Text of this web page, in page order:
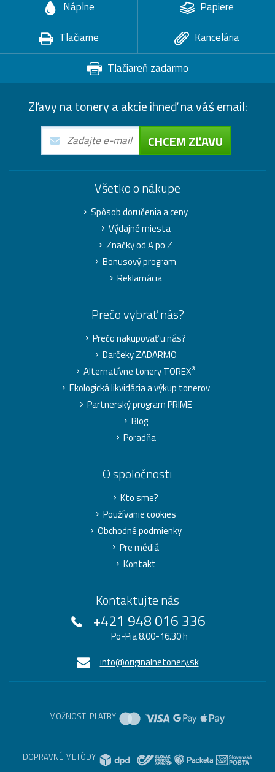
Náplne
Papiere
Tlačiarne
Kancelária
Tlačiareň zadarmo
Zľavy na tonery a akcie ihneď na váš email:
CHCEM ZĽAVU
Všetko o nákupe
Spôsob doručenia a ceny
Výdajné miesta
Značky od A po Z
Bonusový program
Reklamácia
Prečo vybrať nás?
Prečo nakupovať u nás?
Darčeky ZADARMO
Alternatívne tonery TOREX®
Ekologická likvidácia a výkup tonerov
Partnerský program PRIME
Blog
Poradňa
O spoločnosti
Kto sme?
Používanie cookies
Obchodné podmienky
Pre médiá
Kontakt
Kontaktujte nás
+421 948 016 336
Po-Pia 8.00-16.30 h
info@originalnetonery.sk
MOŽNOSTI PLATBY
DOPRAVNÉ METÓDY